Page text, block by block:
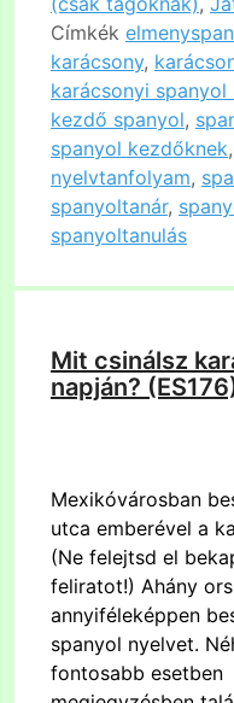
Címkék
karácsony,
karácsonyi spanyol
kezdő spanyol,
spanyol kezdőknek,
nyelvtanfolyam,
spanyoltanár,
spanyoltanulás
Mit csinálsz
napján?
Mexikóvárosban
utca emberével a
(Ne felejtsd el
feliratot!) Ahány
annyiféleképpen
spanyol nyelvet.
fontosabb esetben